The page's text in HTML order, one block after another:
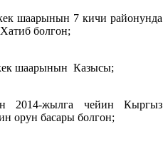
шаарынын 7 кичи районунда
болгон;
шаарынын Казысы;
2014-жылга чейин Кыргыз
орун басары болгон;